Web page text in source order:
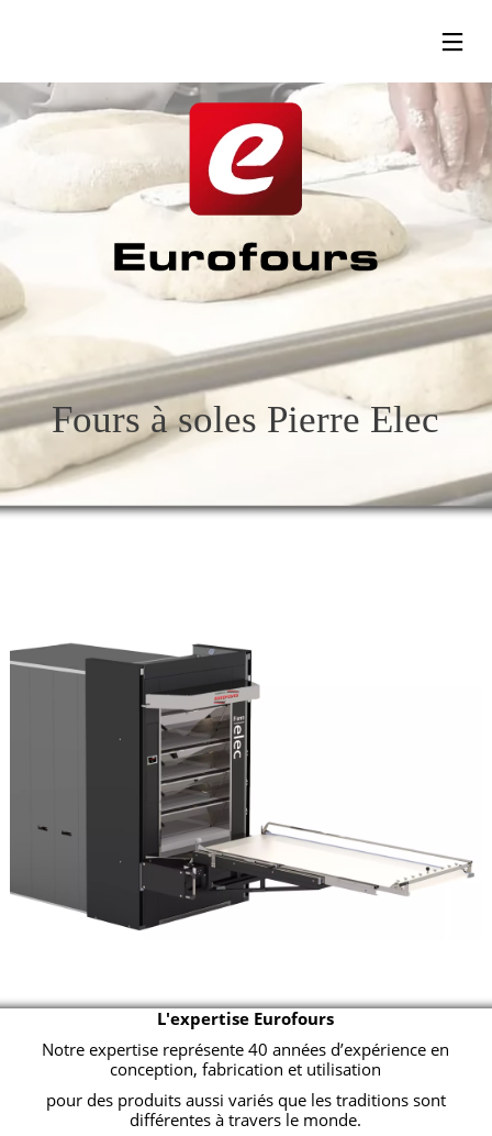
SEPTEMBRE
RENTRÉE
24
MAI
2019
SALON
– PARIS
24
2019
–
MILAN
Fours à soles Pierre Elec
L'expertise Eurofours
Notre expertise représente 40 années d’expérience en
conception, fabrication et utilisation
pour des produits aussi variés que les traditions sont
différentes à travers le monde.